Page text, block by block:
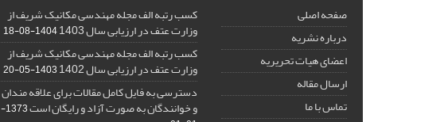
صفحه اصلی
درباره نشریه
اعضای هیات تحریریه
ارسال مقاله
تماس با ما
کسب رتبه الف مجله مهندسی مکانیک شریف از
وزارت عتف در ارزیابی سال 1403 1404-08-18
کسب رتبه الف مجله مهندسی مکانیک شریف از
وزارت عتف در ارزیابی سال 1402 1403-05-20
دسترسی به فایل کامل مقالات برای علاقه مندان
و خوانندگان به صورت آزاد و رایگان است
1373-